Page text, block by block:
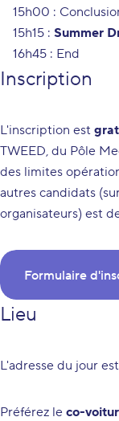
15h00 :
15h15 : Summer
16h45 : End
Inscription
L'inscription est
TWEED, du Pôle
des limites
autres candidats
organisateurs) est
Formulaire
Lieu
L'adresse du jour
Préférez le co-